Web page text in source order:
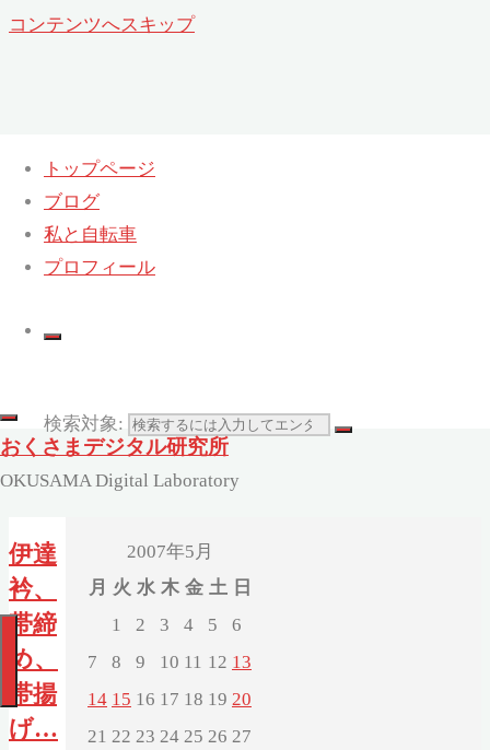
コンテンツへスキップ
トップページ
ブログ
私と自転車
プロフィール
検索対象:
おくさまデジタル研究所
OKUSAMA Digital Laboratory
月:2007年5月
ホーム
月
伊達
衿、
帯締
め、
帯揚
げ…
2007年5月
月 火 水 木 金 土 日
1
2 3 4 5
6
7
8 9 10 11 12 13
14 15 16 17 18 19 20
21 22 23 24 25 26 27